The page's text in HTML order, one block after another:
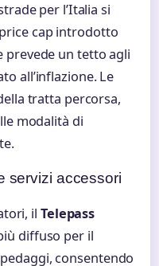
per l’Italia si
cap introdotto
prevede un tetto agli
all’inflazione. Le
tratta percorsa,
modalità di
servizi accessori
il Telepass
diffuso per il
consentendo